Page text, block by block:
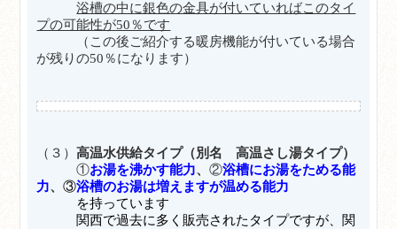
浴槽の中に銀色の金具が付いていればこのタイ
プの可能性が50％です
（この後ご紹介する暖房機能が付いている場合
が残りの50％になります）
（３）高温水供給タイプ（別名 高温さし湯タイプ）
①お湯を沸かす能力、②浴槽にお湯をためる能
力、③浴槽のお湯は増えますが温める能力
を持っています
関西で過去に多く販売されたタイプですが、関